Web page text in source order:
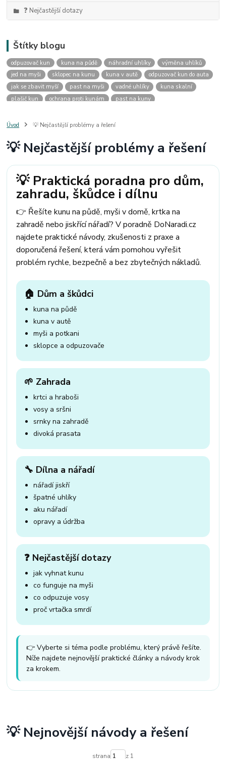
❓ Nejčastější dotazy
Štítky blogu
odpuzovač kun kuna na půdě náhradní uhlíky
výměna uhlíků
jed na myši
sklopec na kunu kuna v autě
odpuzovač kun do auta
jak se zbavit myší
past na myši vadné uhlíky
kuna skalní
plašič kun
ochrana proti kunám
past na kuny
past na kunu
myši v domě odpuzovač myší
štěnice
štěnice v hotelu jak se zbavit kuny
kuna ve střeše
mravenci a mšice
uhlíky do nářadí
uhlíky do nařadí
uhlíky do vysavače
uhlíky do pračky uhlíky do
uhlíky parkside
uhlíky ferm uhlíky makita
uhlíkové kartáče
kde sehnat uhlíky
kde koupit uhlíky
Úvod 💡 Nejčastější problémy a řešení
💡 Nejčastější problémy a řešení
💡 Praktická poradna pro dům,
zahradu, škůdce i dílnu
👉 Řešíte kunu na půdě, myši v domě, krtka na
zahradě nebo jiskřící nářadí? V poradně DoNaradi.cz
najdete praktické návody, zkušenosti z praxe a
doporučená řešení, která vám pomohou vyřešit
problém rychle, bezpečně a bez zbytečných nákladů.
🏠 Dům a škůdci
kuna na půdě
kuna v autě
myši a potkani
sklopce a odpuzovače
🌱 Zahrada
krtci a hraboši
vosy a sršni
srnky na zahradě
divoká prasata
🔧 Dílna a nářadí
nářadí jiskří
špatné uhlíky
aku nářadí
opravy a údržba
❓ Nejčastější dotazy
jak vyhnat kunu
co funguje na myši
co odpuzuje vosy
proč vrtačka smrdí
👉 Vyberte si téma podle problému, který právě řešíte.
Níže najdete nejnovější praktické články a návody krok
za krokem.
💡 Nejnovější návody a řešení
strana z 1